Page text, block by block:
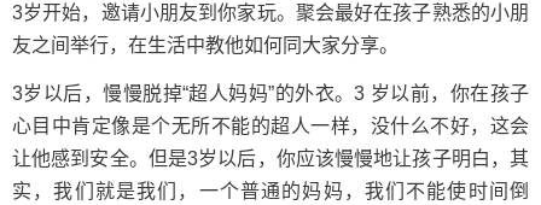
3岁开始，邀请小朋友到你家玩。聚会最好在孩子熟悉的小朋
友之间举行，在生活中教他如何同大家分享。
3岁以后，慢慢脱掉“超人妈妈”的外衣。3 岁以前，你在孩子
心目中肯定像是个无所不能的超人一样，没什么不好，这会
让他感到安全。但是3岁以后，你应该慢慢地让孩子明白，其
实，我们就是我们，一个普通的妈妈，我们不能使时间倒